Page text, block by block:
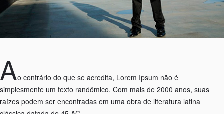
Ao contrário do que se acredita, Lorem Ipsum não é
simplesmente um texto randômico. Com mais de 2000 anos, suas
raízes podem ser encontradas em uma obra de literatura latina